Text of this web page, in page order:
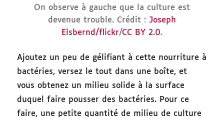
On observe à gauche que la culture est
devenue trouble. Crédit : Joseph
Elsbernd/flickr/CC BY 2.0.
Ajoutez un peu de gélifiant à cette nourriture à
bactéries, versez le tout dans une boîte, et
vous obtenez un milieu solide à la surface
duquel faire pousser des bactéries. Pour ce
faire, une petite quantité de milieu de culture